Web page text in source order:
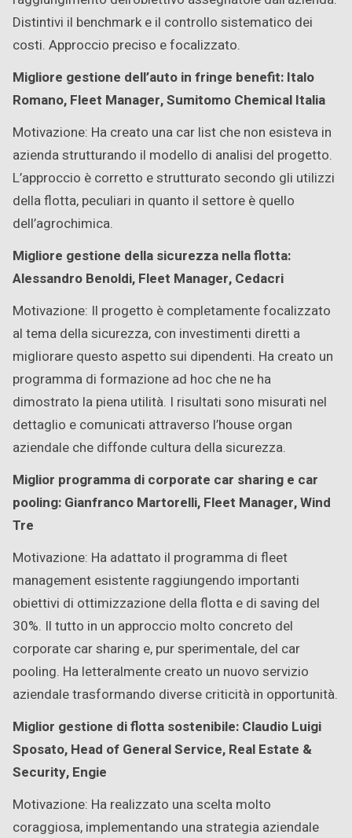
Distintivi il benchmark e il controllo sistematico dei
costi. Approccio preciso e focalizzato.
Migliore gestione dell’auto in fringe benefit: Italo
Romano, Fleet Manager, Sumitomo Chemical Italia
Motivazione: Ha creato una car list che non esisteva in
azienda strutturando il modello di analisi del progetto.
L’approccio è corretto e strutturato secondo gli utilizzi
della flotta, peculiari in quanto il settore è quello
dell’agrochimica.
Migliore gestione della sicurezza nella flotta:
Alessandro Benoldi, Fleet Manager, Cedacri
Motivazione: Il progetto è completamente focalizzato
al tema della sicurezza, con investimenti diretti a
migliorare questo aspetto sui dipendenti. Ha creato un
programma di formazione ad hoc che ne ha
dimostrato la piena utilità. I risultati sono misurati nel
dettaglio e comunicati attraverso l’house organ
aziendale che diffonde cultura della sicurezza.
Miglior programma di corporate car sharing e car
pooling: Gianfranco Martorelli, Fleet Manager, Wind
Tre
Motivazione: Ha adattato il programma di fleet
management esistente raggiungendo importanti
obiettivi di ottimizzazione della flotta e di saving del
30%. Il tutto in un approccio molto concreto del
corporate car sharing e, pur sperimentale, del car
pooling. Ha letteralmente creato un nuovo servizio
aziendale trasformando diverse criticità in opportunità.
Miglior gestione di flotta sostenibile: Claudio Luigi
Sposato, Head of General Service, Real Estate &
Security, Engie
Motivazione: Ha realizzato una scelta molto
coraggiosa, implementando una strategia aziendale